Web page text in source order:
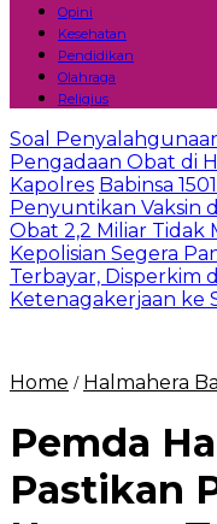
Opini
Kesehatan
Pendidikan
Olahraga
Religius
Soal
Pengadaan Obat di
Kapolres Babinsa
Penyuntikan Vaksin
Obat 2,2 Miliar Tidak
Kepolisian Segera
Terbayar, Disperkim
Ketenagakerjaan ke
Home / Halmahera
Pemda
Pastikan